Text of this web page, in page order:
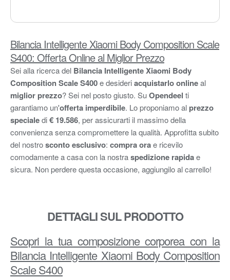
Bilancia Intelligente Xiaomi Body Composition Scale
S400: Offerta Online al Miglior Prezzo
Sei alla ricerca del Bilancia Intelligente Xiaomi Body
Composition Scale S400e desideriacquistarlo onlineal
miglior prezzo? Sei nel posto giusto. SuOpendeel ti
garantiamo un'offerta imperdibile. Lo proponiamo al prezzo
specialedi€ 19.586, per assicurarti il massimo della
convenienza senza compromettere la qualità. Approfitta subito
del nostrosconto esclusivo: compra orae ricevilo
comodamente a casa con la nostraspedizione rapidae
sicura. Non perdere questa occasione, aggiungilo al carrello!
DETTAGLI SUL PRODOTTO
Scopri la tua composizione corporea con la
Bilancia Intelligente Xiaomi Body Composition
Scale S400